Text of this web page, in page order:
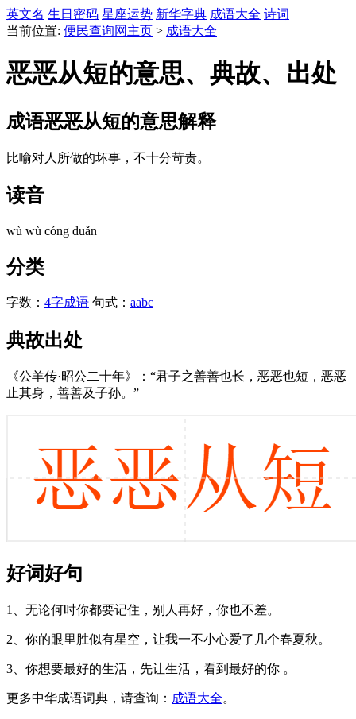
英文名 生日密码 星座运势 新华字典 成语大全 诗词
当前位置: 便民查询网主页 > 成语大全
恶恶从短的意思、典故、出处
成语恶恶从短的意思解释
比喻对人所做的坏事，不十分苛责。
读音
wù wù cóng duǎn
分类
字数： 4字成语 句式： aabc
典故出处
《公羊传·昭公二十年》：“君子之善善也长，恶恶也短，恶恶
止其身，善善及子孙。”
好词好句
1、无论何时你都要记住，别人再好，你也不差。
2、你的眼里胜似有星空，让我一不小心爱了几个春夏秋。
3、你想要最好的生活，先让生活，看到最好的你 。
更多中华成语词典，请查询： 成语大全。